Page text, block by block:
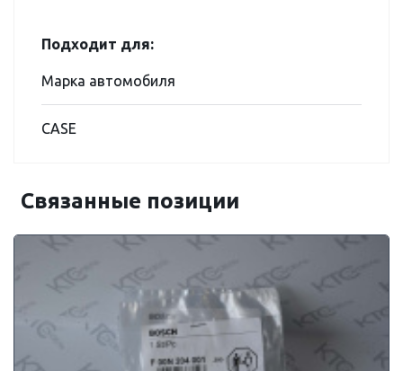
Подходит для:
Марка автомобиля
CASE
Связанные позиции